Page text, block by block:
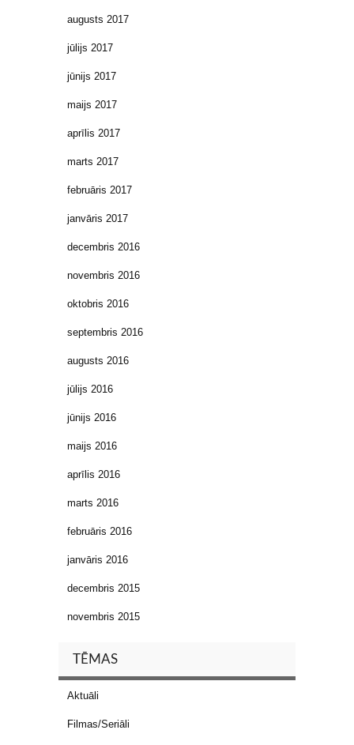
augusts 2017
jūlijs 2017
jūnijs 2017
maijs 2017
aprīlis 2017
marts 2017
februāris 2017
janvāris 2017
decembris 2016
novembris 2016
oktobris 2016
septembris 2016
augusts 2016
jūlijs 2016
jūnijs 2016
maijs 2016
aprīlis 2016
marts 2016
februāris 2016
janvāris 2016
decembris 2015
novembris 2015
TĒMAS
Aktuāli
Filmas/Seriāli